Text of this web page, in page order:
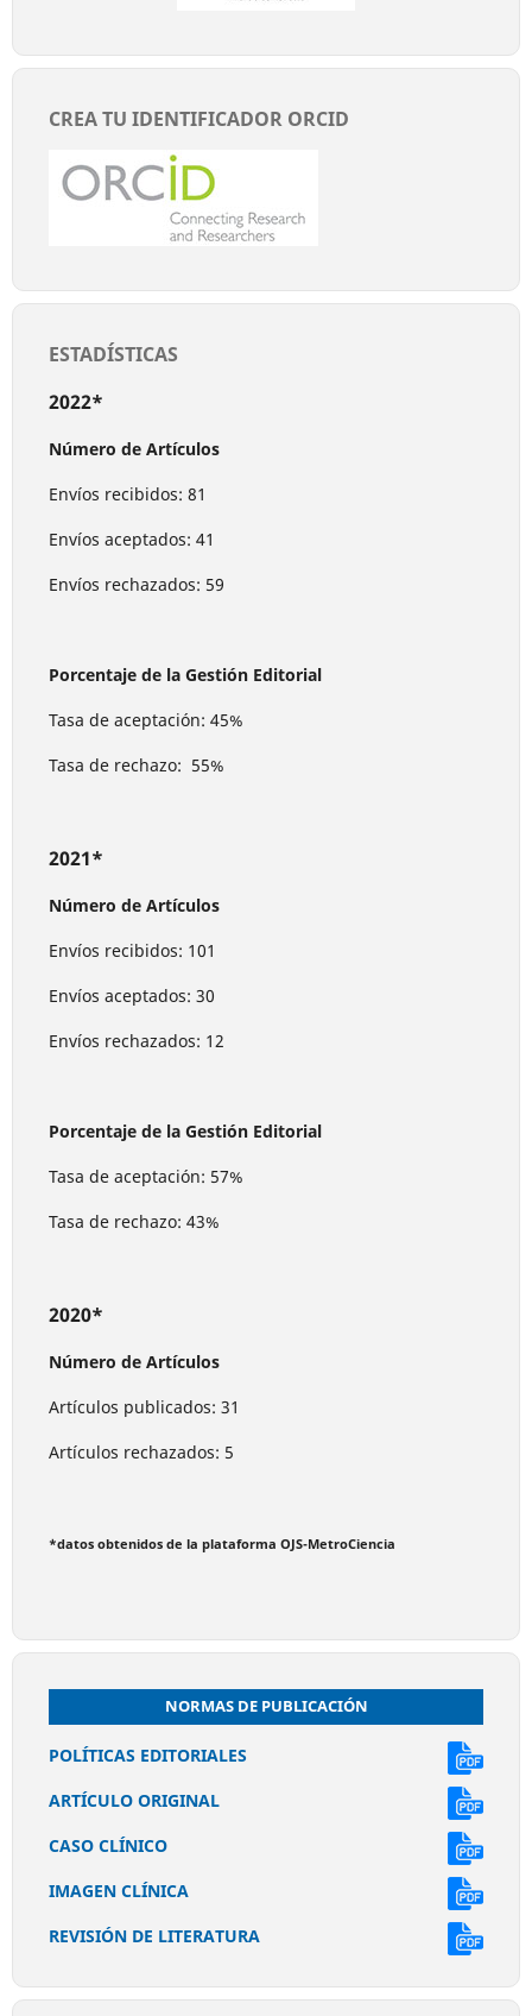
CREA TU IDENTIFICADOR ORCID
ESTADÍSTICAS
2022*
Número de Artículos
Envíos recibidos: 81
Envíos aceptados: 41
Envíos rechazados: 59
Porcentaje de la Gestión Editorial
Tasa de aceptación: 45%
Tasa de rechazo: 55%
2021*
Número de Artículos
Envíos recibidos: 101
Envíos aceptados: 30
Envíos rechazados: 12
Porcentaje de la Gestión Editorial
Tasa de aceptación: 57%
Tasa de rechazo: 43%
2020*
Número de Artículos
Artículos publicados: 31
Artículos rechazados: 5
*datos obtenidos de la plataforma OJS-MetroCiencia
NORMAS DE PUBLICACIÓN
POLÍTICAS EDITORIALES
ARTÍCULO ORIGINAL
CASO CLÍNICO
IMAGEN CLÍNICA
REVISIÓN DE LITERATURA